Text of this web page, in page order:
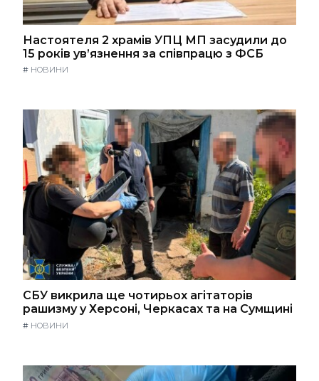
Настоятеля 2 храмів УПЦ МП засудили до
15 років ув’язнення за співпрацю з ФСБ
# НОВИНИ
СБУ викрила ще чотирьох агітаторів
рашизму у Херсоні, Черкасах та на Сумщині
# НОВИНИ